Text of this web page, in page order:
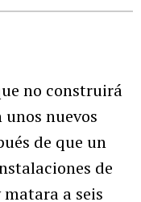
no construirá
nuevos
de que un
de
a seis